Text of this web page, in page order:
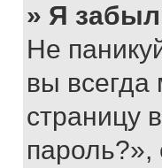
» Я
Не
вы всегда
страницу